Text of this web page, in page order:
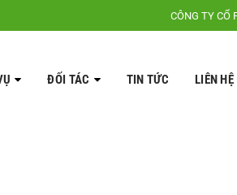
CÔNG TY CỔ
ĐỐI TÁC TIN TỨC LIÊN HỆ